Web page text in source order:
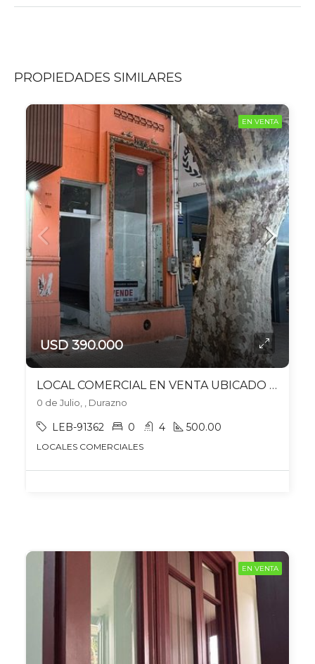
PROPIEDADES SIMILARES
EN VENTA
USD 390.000
LOCAL COMERCIAL EN VENTA UBICADO EN DURAZNO
0 de Julio, , Durazno
LEB-91362 0 4 500.00
LOCALES COMERCIALES
EN VENTA